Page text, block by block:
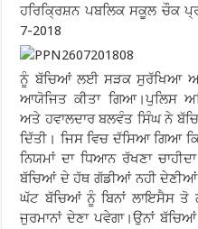
ਹਰਿਕ੍ਰਿਸ਼ਨ ਪਬਲਿਕ ਸਕੂਲ ਚੌਕ
7-2018
ਨੂੰ ਬੱਚਿਆਂ ਲਈ ਸੜਕ ਸੁਰੱਖਿਆ ਅਤੇ
ਆਯੋਜਿਤ ਕੀਤਾ ਗਿਆ।ਪੁਲਿਸ
ਅਤੇ ਹਵਾਲਦਾਰ ਬਲਵੰਤ ਸਿੰਘ ਨੇ
ਦਿੱਤੀ। ਜਿਸ ਵਿਚ ਦੱਸਿਆ ਗਿਆ
ਨਿਯਮਾਂ ਦਾ ਧਿਆਨ ਰੱਖਣਾ
ਬੱਚਿਆਂ ਦੇ ਹੱਥ ਗੱਡੀਆਂ ਨਹੀ ਦੇਣੀਆਂ
ਘੱਟ ਬੱਚਿਆਂ ਨੂੰ ਬਿਨਾਂ ਲਾਇਸੈਸ ਤੋ
ਜੁਰਮਾਨਾਂ ਦੇਣਾ ਪਵੇਗਾ।ਉਨਾਂ